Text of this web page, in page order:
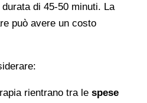
di 45-50 minuti. La
può avere un costo
rientrano tra le spese